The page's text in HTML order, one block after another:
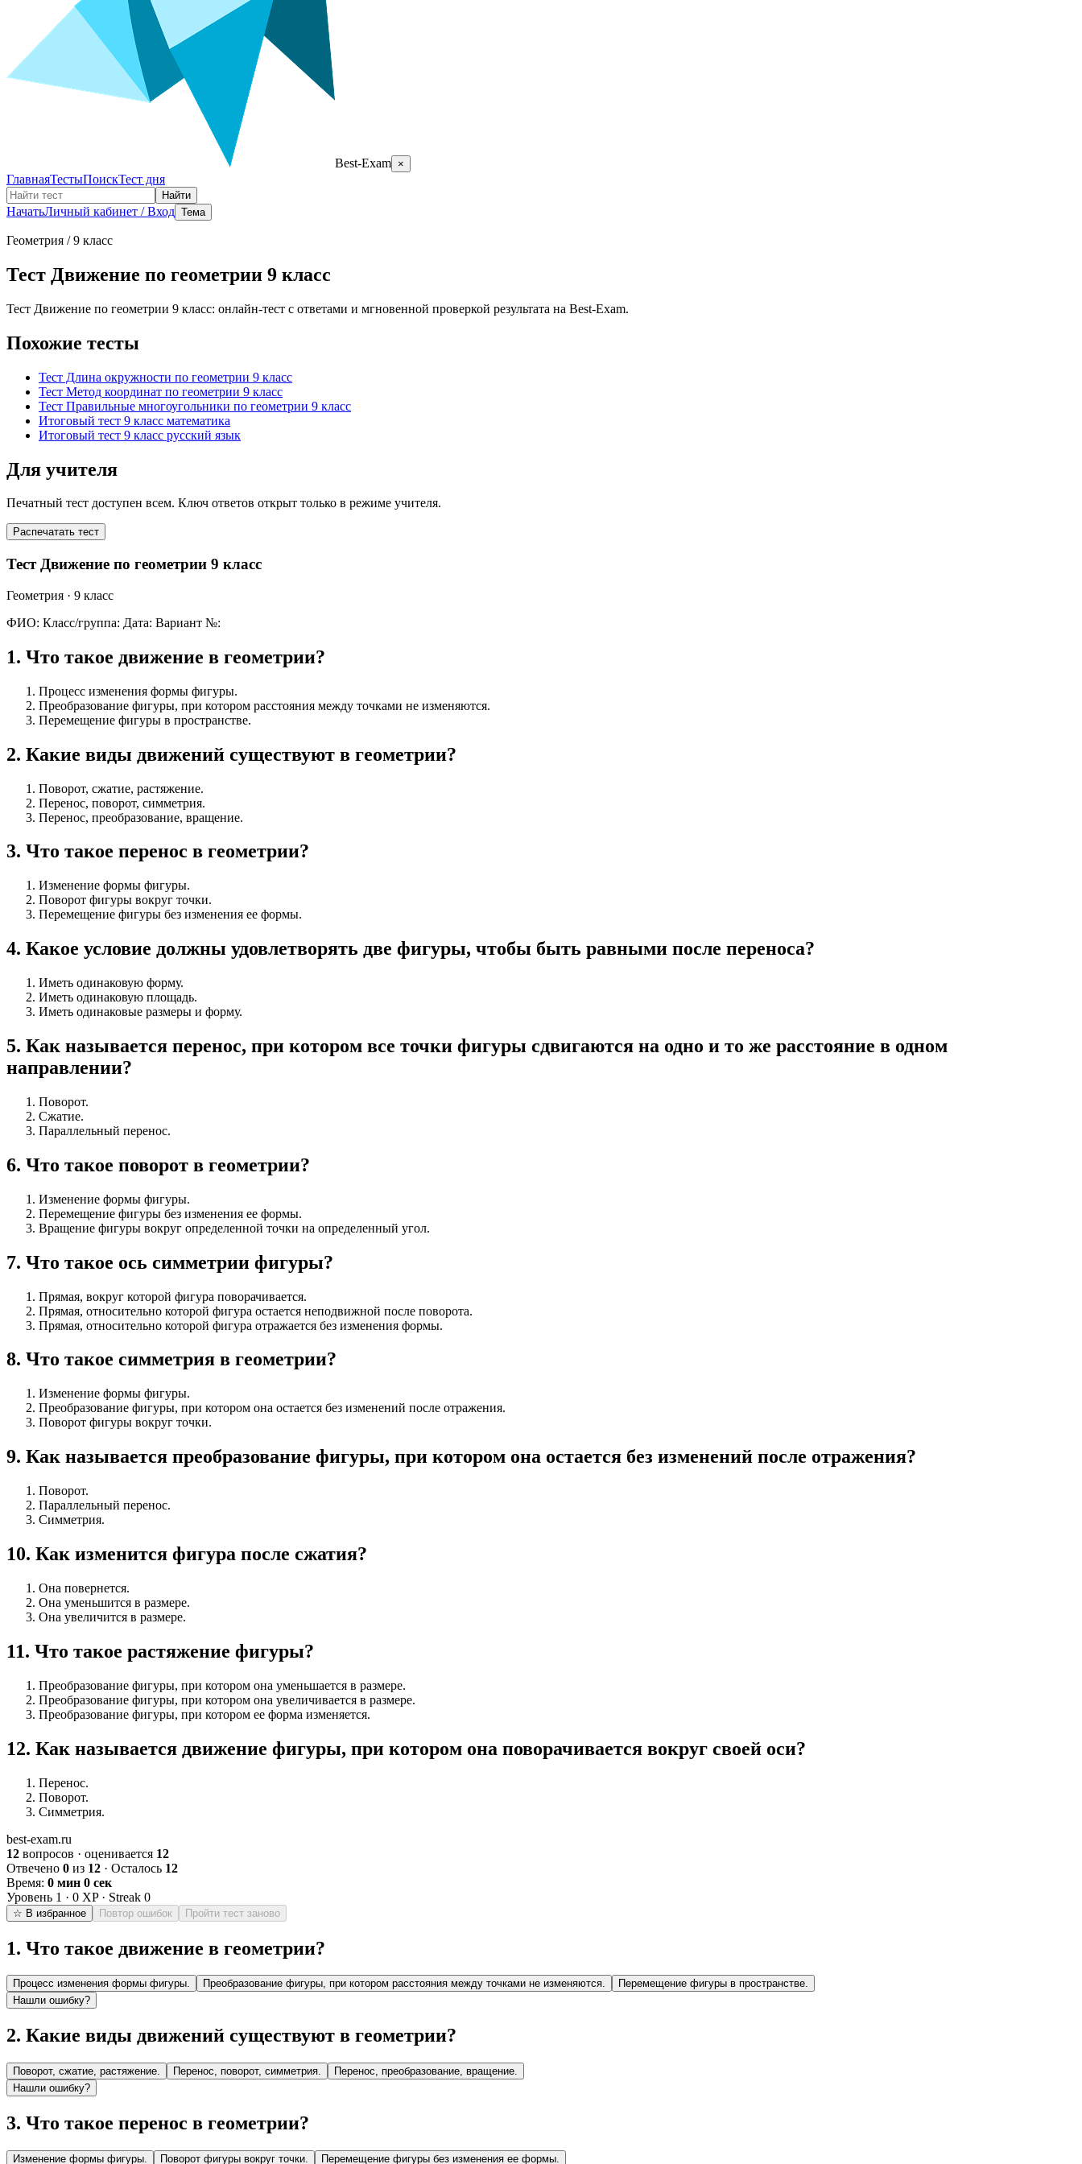
Best-Exam ×
ГлавнаяТестыПоискТест дня
Найти
НачатьЛичный кабинет / Вход Тема
Геометрия / 9 класс
Тест Движение по геометрии 9 класс
Тест Движение по геометрии 9 класс: онлайн-тест с ответами и мгновенной проверкой результата на Best-Exam.
Похожие тесты
Тест Длина окружности по геометрии 9 класс
Тест Метод координат по геометрии 9 класс
Тест Правильные многоугольники по геометрии 9 класс
Итоговый тест 9 класс математика
Итоговый тест 9 класс русский язык
Для учителя
Печатный тест доступен всем. Ключ ответов открыт только в режиме учителя.
Распечатать тест
Тест Движение по геометрии 9 класс
Геометрия · 9 класс
ФИО: Класс/группа: Дата: Вариант №:
1. Что такое движение в геометрии?
Процесс изменения формы фигуры.
Преобразование фигуры, при котором расстояния между точками не изменяются.
Перемещение фигуры в пространстве.
2. Какие виды движений существуют в геометрии?
Поворот, сжатие, растяжение.
Перенос, поворот, симметрия.
Перенос, преобразование, вращение.
3. Что такое перенос в геометрии?
Изменение формы фигуры.
Поворот фигуры вокруг точки.
Перемещение фигуры без изменения ее формы.
4. Какое условие должны удовлетворять две фигуры, чтобы быть равными после переноса?
Иметь одинаковую форму.
Иметь одинаковую площадь.
Иметь одинаковые размеры и форму.
5. Как называется перенос, при котором все точки фигуры сдвигаются на одно и то же расстояние в одном
направлении?
Поворот.
Сжатие.
Параллельный перенос.
6. Что такое поворот в геометрии?
Изменение формы фигуры.
Перемещение фигуры без изменения ее формы.
Вращение фигуры вокруг определенной точки на определенный угол.
7. Что такое ось симметрии фигуры?
Прямая, вокруг которой фигура поворачивается.
Прямая, относительно которой фигура остается неподвижной после поворота.
Прямая, относительно которой фигура отражается без изменения формы.
8. Что такое симметрия в геометрии?
Изменение формы фигуры.
Преобразование фигуры, при котором она остается без изменений после отражения.
Поворот фигуры вокруг точки.
9. Как называется преобразование фигуры, при котором она остается без изменений после отражения?
Поворот.
Параллельный перенос.
Симметрия.
10. Как изменится фигура после сжатия?
Она повернется.
Она уменьшится в размере.
Она увеличится в размере.
11. Что такое растяжение фигуры?
Преобразование фигуры, при котором она уменьшается в размере.
Преобразование фигуры, при котором она увеличивается в размере.
Преобразование фигуры, при котором ее форма изменяется.
12. Как называется движение фигуры, при котором она поворачивается вокруг своей оси?
Перенос.
Поворот.
Симметрия.
best-exam.ru
12 вопросов · оценивается 12
Отвечено 0 из 12 · Осталось 12
Время: 0 мин 0 сек
Уровень 1 · 0 XP · Streak 0
☆ В избранное Повтор ошибок Пройти тест заново
1. Что такое движение в геометрии?
Процесс изменения формы фигуры. Преобразование фигуры, при котором расстояния между точками не изменяются.
Перемещение фигуры в пространстве.
Нашли ошибку?
2. Какие виды движений существуют в геометрии?
Поворот, сжатие, растяжение. Перенос, поворот, симметрия.
Перенос, преобразование, вращение.
Нашли ошибку?
3. Что такое перенос в геометрии?
Изменение формы фигуры. Поворот фигуры вокруг точки. Перемещение фигуры без изменения ее формы.